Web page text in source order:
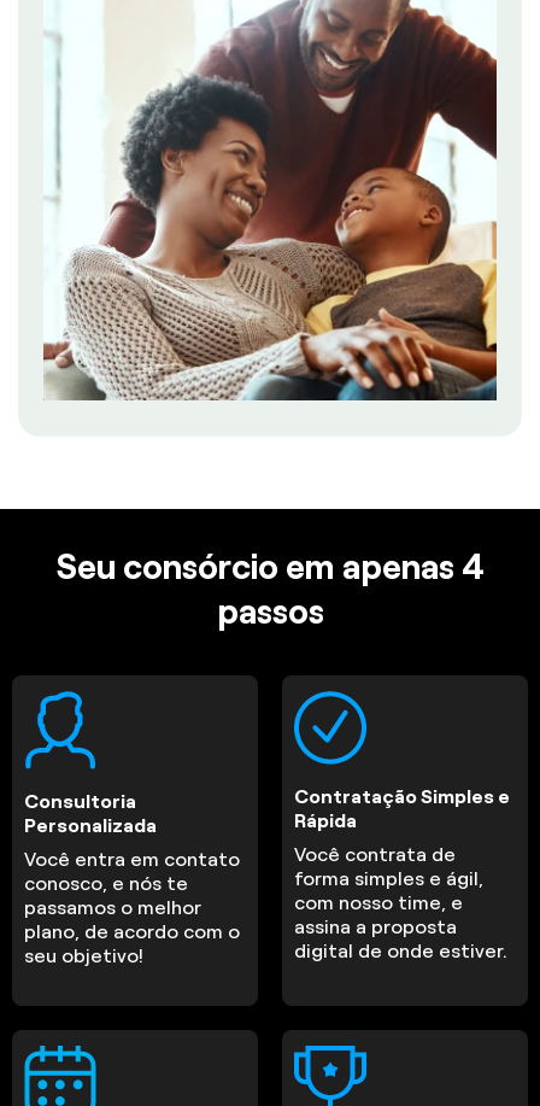
Seu consórcio em apenas 4
passos
Consultoria
Personalizada
Você entra em contato
conosco, e nós te
passamos o melhor
plano, de acordo com o
seu objetivo!
Contratação Simples e
Rápida
Você contrata de
forma simples e ágil,
com nosso time, e
assina a proposta
digital de onde estiver.